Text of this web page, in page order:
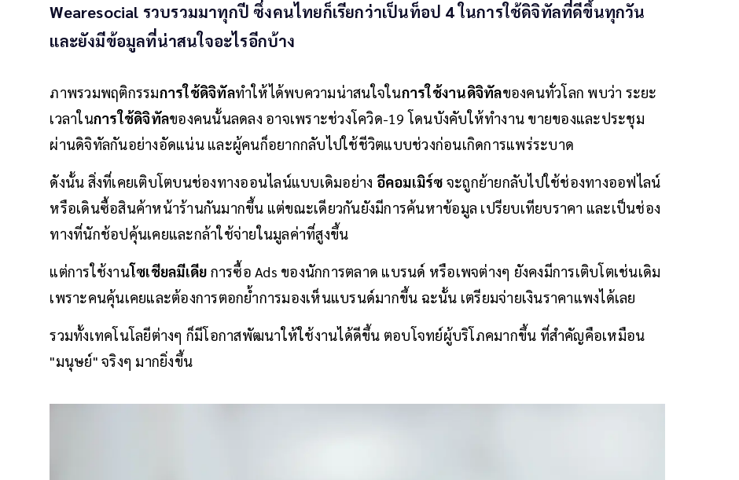
Wearesocial รวบรวมมาทุกปี ซึ่งคนไทยก็เรียกว่าเป็นท็อป 4 ในการใช้ดิจิทัลที่ดีขึ้นทุกวัน
และยังมีข้อมูลที่น่าสนใจอะไรอีกบ้าง
ภาพรวมพฤติกรรมการใช้ดิจิทัลทำให้ได้พบความน่าสนใจในการใช้งานดิจิทัลของคนทั่วโลก พบว่า ระยะ
เวลาในการใช้ดิจิทัลของคนนั้นลดลง อาจเพราะช่วงโควิด-19 โดนบังคับให้ทำงาน ขายของและประชุม
ผ่านดิจิทัลกันอย่างอัดแน่น และผู้คนก็อยากกลับไปใช้ชีวิตแบบช่วงก่อนเกิดการแพร่ระบาด
ดังนั้น สิ่งที่เคยเติบโตบนช่องทางออนไลน์แบบเดิมอย่าง อีคอมเมิร์ซ จะถูกย้ายกลับไปใช้ช่องทางออฟไลน์
หรือเดินซื้อสินค้าหน้าร้านกันมากขึ้น แต่ขณะเดียวกันยังมีการค้นหาข้อมูล เปรียบเทียบราคา และเป็นช่อง
ทางที่นักช้อปคุ้นเคยและกล้าใช้จ่ายในมูลค่าที่สูงขึ้น
แต่การใช้งานโซเชียลมีเดีย การซื้อ Ads ของนักการตลาด แบรนด์ หรือเพจต่างๆ ยังคงมีการเติบโตเช่นเดิม
เพราะคนคุ้นเคยและต้องการตอกย้ำการมองเห็นแบรนด์มากขึ้น ฉะนั้น เตรียมจ่ายเงินราคาแพงได้เลย
รวมทั้งเทคโนโลยีต่างๆ ก็มีโอกาสพัฒนาให้ใช้งานได้ดีขึ้น ตอบโจทย์ผู้บริโภคมากขึ้น ที่สำคัญคือเหมือน
"มนุษย์" จริงๆ มากยิ่งขึ้น